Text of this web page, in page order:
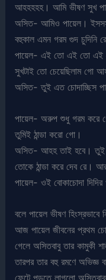
আহহহহহ। আমি ভীষণ সুখ
অসিত- আমিও পায়েল।
বহুকাল এমন গরম গুদ চুদিনি
পায়েল- এই তো এই তো
সুখটাই তো চেয়েছিলাম গো
অসিত- তুই এত চোদাচ্ছিস
পায়েল- অরুপ শুধু গরম করে
তুমিই ঠান্ডা করো গো।
অসিত- আহহ তাই হবে। তুই
তোকে ঠান্ডা করে দেব রে।
পায়েল- ওই বোকাচোদা দিদির
বলে পায়েল ভীষণ
আজ পায়েল জীবনের প্রথম
গেলে অসিতবাবু তার কামুকী
তারপর তার বহু রমণে অভিজ্ঞ